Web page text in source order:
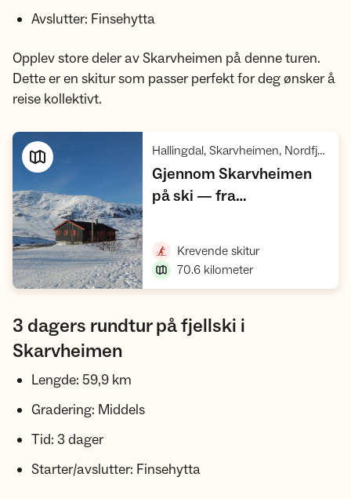
Avslutter: Finsehytta
Opplev store deler av Skarvheimen på denne turen.
Dette er en skitur som passer perfekt for deg ønsker å
reise kollektivt.
Hallingdal, Skarvheimen, Nordfjella villreinområde, Hardangervidda
Gjennom Skarvheimen
på ski — fra
Krevende skitur,
70.6 kilometer
3 dagers rundtur på fjellski i
Skarvheimen
Lengde: 59,9 km
Gradering: Middels
Tid: 3 dager
Starter/avslutter: Finsehytta